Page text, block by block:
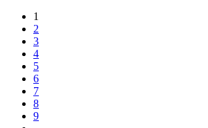
1
2
3
4
5
6
7
8
9